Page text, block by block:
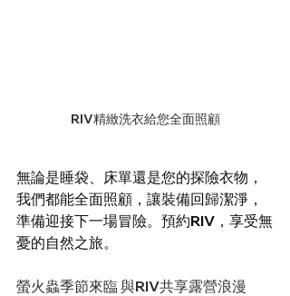
RIV精緻洗衣給您全面照顧
無論是睡袋、床單還是您的探險衣物，
我們都能全面照顧，讓裝備回歸潔淨，
準備迎接下一場冒險。預約RIV，享受無
憂的自然之旅。
螢火蟲季節來臨 與RIV共享露營浪漫